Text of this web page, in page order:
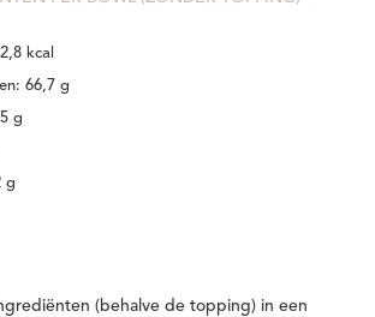
kcal
66,7 g
g
g
(behalve de topping) in een